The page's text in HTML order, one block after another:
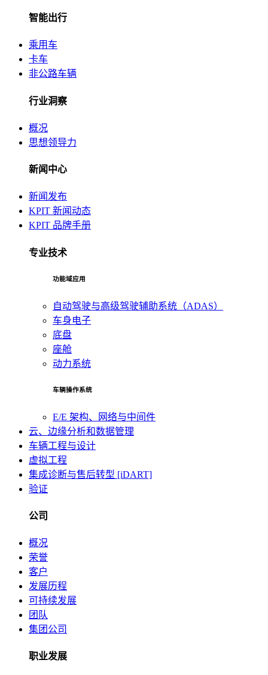
智能出行
乘用车
卡车
非公路车辆
行业洞察
概况
思想领导力
新闻中心
新闻发布
KPIT 新闻动态
KPIT 品牌手册
专业技术
功能域应用
自动驾驶与高级驾驶辅助系统（ADAS）
车身电子
底盘
座舱
动力系统
车辆操作系统
E/E 架构、网络与中间件
云、边缘分析和数据管理
车辆工程与设计
虚拟工程
集成诊断与售后转型 [iDART]
验证
公司
概况
荣誉
客户
发展历程
可持续发展
团队
集团公司
职业发展